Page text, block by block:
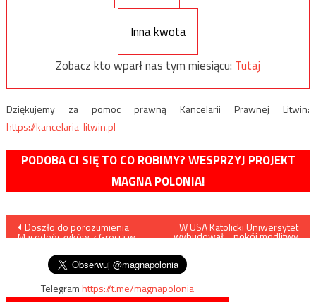
Inna kwota
Zobacz kto wparł nas tym miesiącu: Tutaj
Dziękujemy za pomoc prawną Kancelarii Prawnej Litwin:
https://kancelaria-litwin.pl
PODOBA CI SIĘ TO CO ROBIMY? WESPRZYJ PROJEKT
MAGNA POLONIA!
Nawigacja
wpisu
Doszło do porozumienia
Macedończyków z Grecją w
W USA Katolicki Uniwersytet
wybudował… pokój modlitwy
Telegramhttps://t.me/magnapolonia